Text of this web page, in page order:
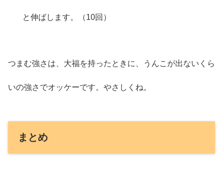
と伸ばします。（10回）
つまむ強さは、大福を持ったときに、うんこが出ないくら
いの強さでオッケーです。やさしくね。
まとめ